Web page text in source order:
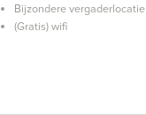
Bijzondere vergaderlocatie
(Gratis) wifi